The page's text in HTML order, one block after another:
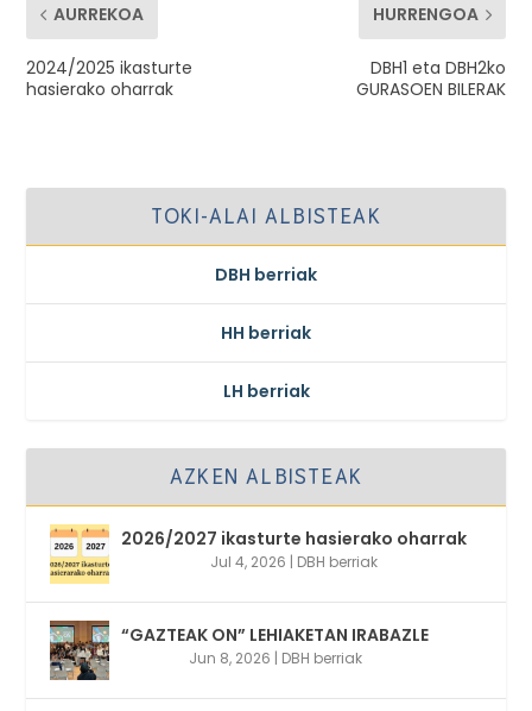
AURREKOA
2024/2025 ikasturte
hasierako oharrak
HURRENGOA
DBH1 eta DBH2ko
GURASOEN BILERAK
TOKI-ALAI ALBISTEAK
DBH berriak
HH berriak
LH berriak
AZKEN ALBISTEAK
2026/2027 ikasturte hasierako oharrak
Jul 4, 2026 | DBH berriak
“GAZTEAK ON” LEHIAKETAN IRABAZLE
Jun 8, 2026 | DBH berriak